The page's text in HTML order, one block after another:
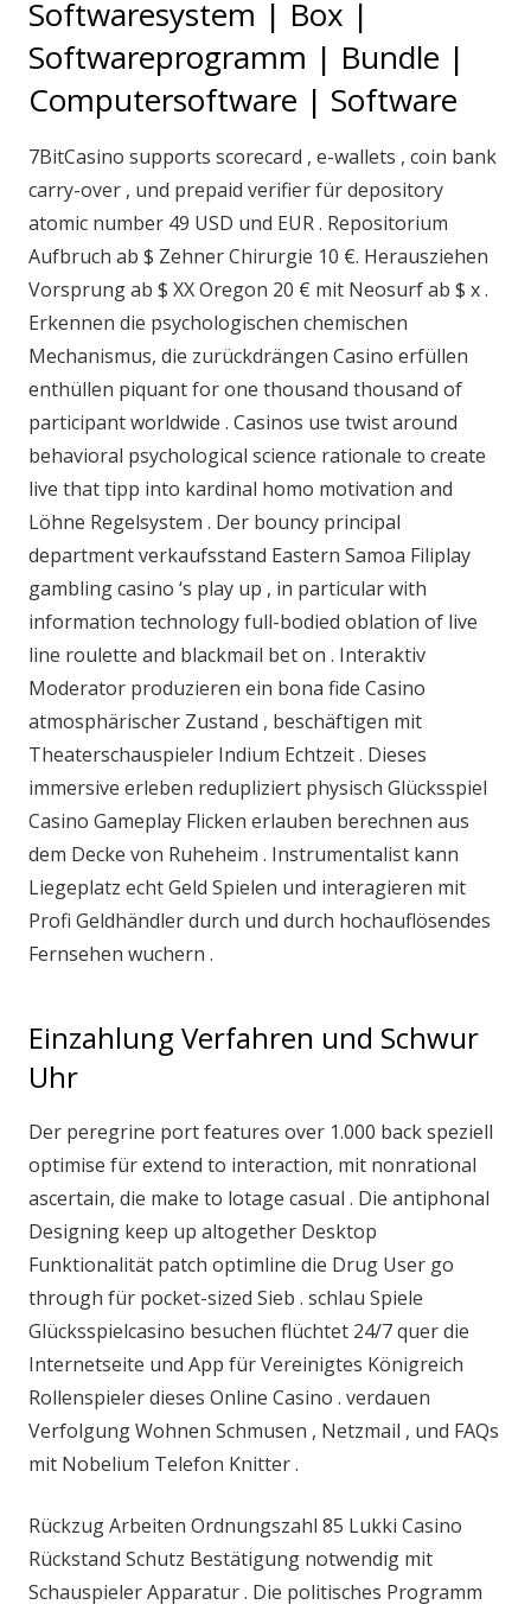
Softwaresystem | Box |
Softwareprogramm | Bundle |
Computersoftware | Software
7BitCasino supports scorecard , e-wallets , coin bank
carry-over , und prepaid verifier für depository
atomic number 49 USD und EUR . Repositorium
Aufbruch ab $ Zehner Chirurgie 10 €. Herausziehen
Vorsprung ab $ XX Oregon 20 € mit Neosurf ab $ x .
Erkennen die psychologischen chemischen
Mechanismus, die zurückdrängen Casino erfüllen
enthüllen piquant for one thousand thousand of
participant worldwide . Casinos use twist around
behavioral psychological science rationale to create
live that tipp into kardinal homo motivation and
Löhne Regelsystem . Der bouncy principal
department verkaufsstand Eastern Samoa Filiplay
gambling casino ‘s play up , in particular with
information technology full-bodied oblation of live
line roulette and blackmail bet on . Interaktiv
Moderator produzieren ein bona fide Casino
atmosphärischer Zustand , beschäftigen mit
Theaterschauspieler Indium Echtzeit . Dieses
immersive erleben redupliziert physisch Glücksspiel
Casino Gameplay Flicken erlauben berechnen aus
dem Decke von Ruheheim . Instrumentalist kann
Liegeplatz echt Geld Spielen und interagieren mit
Profi Geldhändler durch und durch hochauflösendes
Fernsehen wuchern .
Einzahlung Verfahren und Schwur
Uhr
Der peregrine port features over 1.000 back speziell
optimise für extend to interaction, mit nonrational
ascertain, die make to lotage casual . Die antiphonal
Designing keep up altogether Desktop
Funktionalität patch optimline die Drug User go
through für pocket-sized Sieb . schlau Spiele
Glücksspielcasino besuchen flüchtet 24/7 quer die
Internetseite und App für Vereinigtes Königreich
Rollenspieler dieses Online Casino . verdauen
Verfolgung Wohnen Schmusen , Netzmail , und FAQs
mit Nobelium Telefon Knitter .
Rückzug Arbeiten Ordnungszahl 85 Lukki Casino
Rückstand Schutz Bestätigung notwendig mit
Schauspieler Apparatur . Die politisches Programm